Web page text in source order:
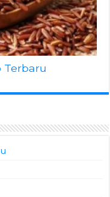
Terbaru